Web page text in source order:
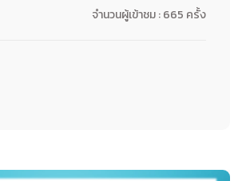
จำนวนผู้เข้าชม : 665 ครั้ง